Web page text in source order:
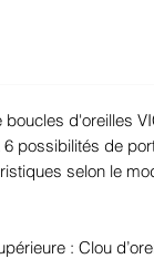
boucles d'oreilles
possibilités de
selon le
: Clou